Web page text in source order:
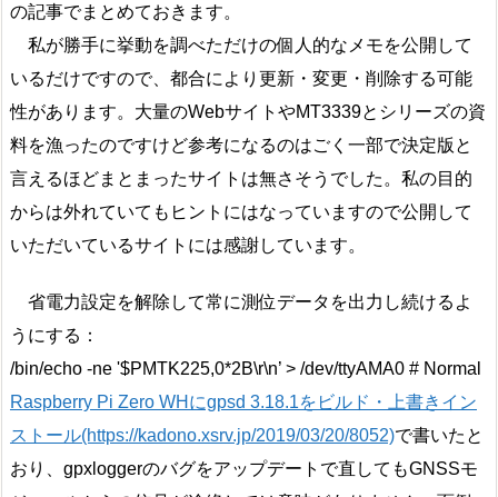
の記事でまとめておきます。
私が勝手に挙動を調べただけの個人的なメモを公開して
いるだけですので、都合により更新・変更・削除する可能
性があります。大量のWebサイトやMT3339とシリーズの資
料を漁ったのですけど参考になるのはごく一部で決定版と
言えるほどまとまったサイトは無さそうでした。私の目的
からは外れていてもヒントにはなっていますので公開して
いただいているサイトには感謝しています。
省電力設定を解除して常に測位データを出力し続けるよ
うにする：
/bin/echo -ne '$PMTK225,0*2B\r\n’ > /dev/ttyAMA0 # Normal
Raspberry Pi Zero WHにgpsd 3.18.1をビルド・上書きイン
ストール(https://kadono.xsrv.jp/2019/03/20/8052)で書いたと
おり、gpxloggerのバグをアップデートで直してもGNSSモ